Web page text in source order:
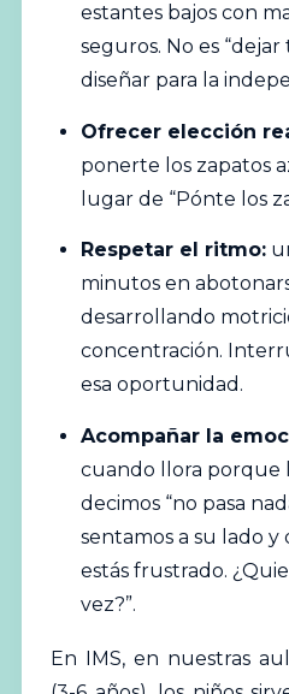
estantes bajos con
seguros. No es “dejar
diseñar para la
Ofrecer elección
ponerte los zapatos
lugar de “Pónte los
Respetar el ritmo:
minutos en
desarrollando
concentración.
esa oportunidad.
Acompañar la
cuando llora porque
decimos “no pasa
sentamos a su lado y
estás frustrado.
vez?”.
En IMS, en nuestras